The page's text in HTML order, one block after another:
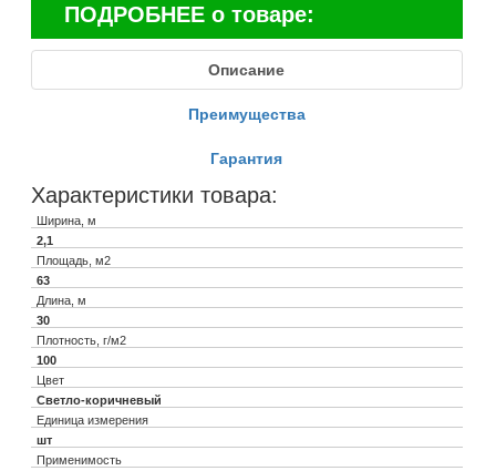
ПОДРОБНЕЕ о товаре:
Описание
Преимущества
Гарантия
Характеристики товара:
Ширина, м
2,1
Площадь, м2
63
Длина, м
30
Плотность, г/м2
100
Цвет
Светло-коричневый
Единица измерения
шт
Применимость